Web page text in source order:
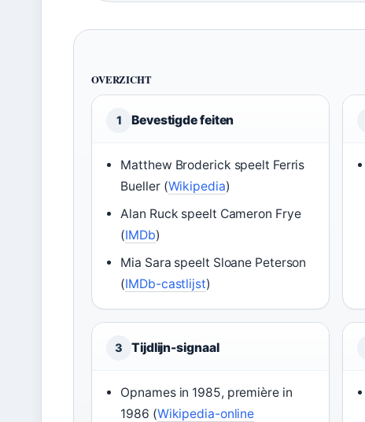
OVERZICHT
1 Bevestigde feiten
Matthew Broderick speelt Ferris
Bueller (Wikipedia)
Alan Ruck speelt Cameron Frye
(IMDb)
Mia Sara speelt Sloane Peterson
(IMDb-castlijst)
3 Tijdlijn-signaal
Opnames in 1985, première in
1986 (Wikipedia-online